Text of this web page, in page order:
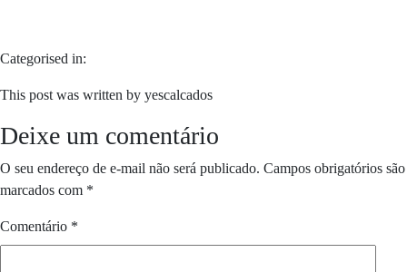
Categorised in:
This post was written by yescalcados
Deixe um comentário
O seu endereço de e-mail não será publicado. Campos obrigatórios são
marcados com *
Comentário *